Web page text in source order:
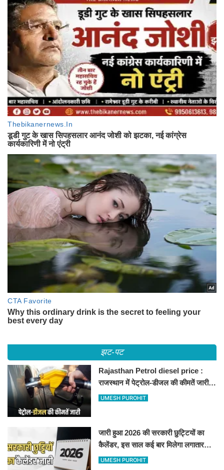
झट-पट
Rajasthan Petrol diesel price :
राजस्थान में पेट्रोल-डीजल की कीमतें जारी,
जानिए बीकानेर समेत पुरे प्रदेश में नए रेट
UMESH PUROHIT
जारी हुआ 2026 की सरकारी छुट्टियों का
कैलेंडर, इस साल कई बार मिलेगा लगातार
अवकाश, देखें
UMESH PUROHIT